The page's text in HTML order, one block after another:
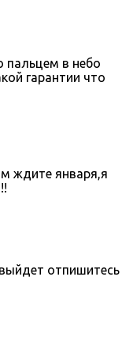
пальцем в небо
гарантии что
ждите января,я
отпишитесь